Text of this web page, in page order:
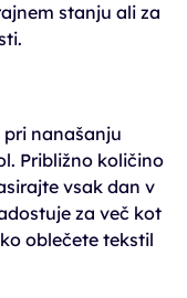
stanju ali za
nanašanju
Približno količino
vsak dan v
za več kot
oblečete tekstil